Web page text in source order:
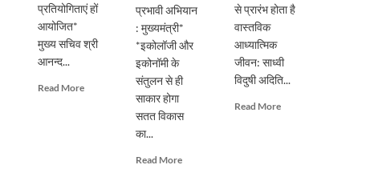
प्रतियोगिताएं हों
आयोजित*
मुख्य सचिव श्री
आनन्द...
Read MoreRead
प्रभावी अभियान
: मुख्यमंत्री*
*इकोलॉजी और
इकोनॉमी के
संतुलन से ही
साकार होगा
सतत विकास
का...
Read MoreRead
से प्रारंभ होता है
वास्तविक
आध्यात्मिक
जीवन: साध्वी
विदुषी अदिति...
Read MoreRead